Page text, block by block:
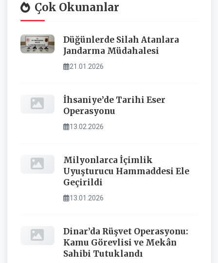
Çok Okunanlar
Düğünlerde Silah Atanlara
Jandarma Müdahalesi
21.01.2026
İhsaniye’de Tarihi Eser
Operasyonu
13.02.2026
Milyonlarca İçimlik
Uyuşturucu Hammaddesi Ele
Geçirildi
13.01.2026
Dinar’da Rüşvet Operasyonu:
Kamu Görevlisi ve Mekân
Sahibi Tutuklandı